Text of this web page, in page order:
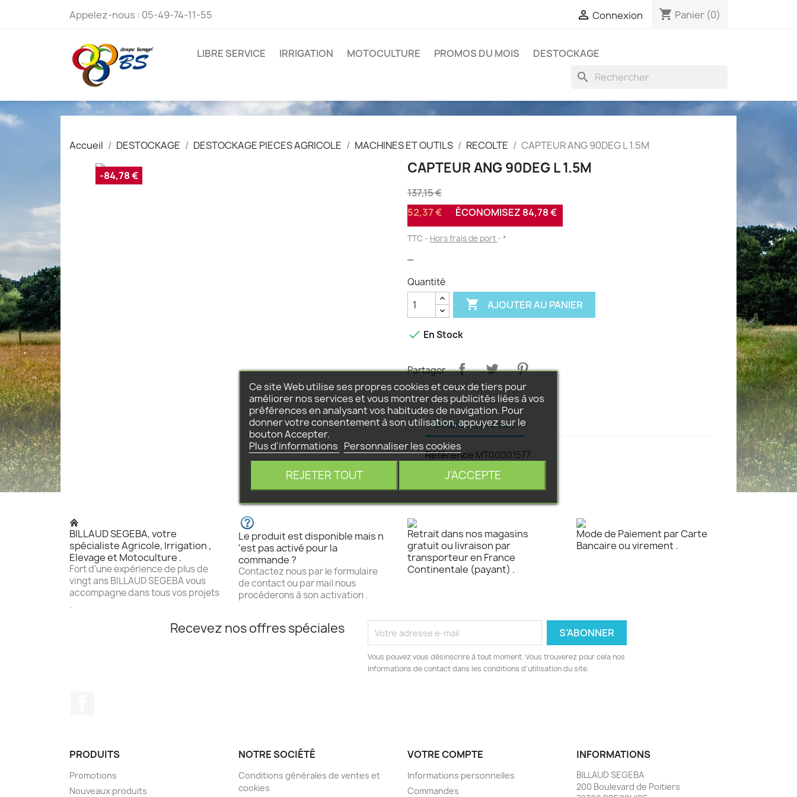
Appelez-nous : 05-49-74-11-55  Connexion shopping_cart Panier (0)
LIBRE SERVICE IRRIGATION MOTOCULTURE PROMOS DU MOIS DESTOCKAGE
search
Accueil DESTOCKAGE DESTOCKAGE PIECES AGRICOLE MACHINES ET OUTILS RECOLTE CAPTEUR ANG 90DEG L 1.5M
-84,78 € CAPTEUR ANG 90DEG L 1.5M
137,15 €
52,37 €
ÉCONOMISEZ 84,78 €
TTC Hors frais de port *
Quantité
 AJOUTER AU PANIER
 En Stock
Partager
Détails du produit
Référence MT00001577
BILLAUD SEGEBA, votre
spécialiste Agricole, Irrigation ,
Elevage et Motoculture .
Fort d'une expérience de plus de
vingt ans BILLAUD SEGEBA vous
accompagne dans tous vos projets
.
Le produit est disponible mais n
'est pas activé pour la
commande ?
Contactez nous par le formulaire
de contact ou par mail nous
procéderons à son activation .
Retrait dans nos magasins
gratuit ou livraison par
transporteur en France
Continentale (payant) .
Mode de Paiement par Carte
Bancaire ou virement .
Recevez nos offres spéciales
Vous pouvez vous désinscrire à tout moment. Vous trouverez pour cela nos
informations de contact dans les conditions d'utilisation du site.
PRODUITS
Promotions
Nouveaux produits
NOTRE SOCIÉTÉ
Conditions générales de ventes et
cookies
VOTRE COMPTE
Informations personnelles
Commandes
INFORMATIONS
BILLAUD SEGEBA
200 Boulevard de Poitiers
Ce site Web utilise ses propres cookies et ceux de tiers pour
améliorer nos services et vous montrer des publicités liées à vos
préférences en analysant vos habitudes de navigation. Pour
donner votre consentement à son utilisation, appuyez sur le
bouton Accepter.
Plus d'informations Personnaliser les cookies
REJETER TOUT J'ACCEPTE